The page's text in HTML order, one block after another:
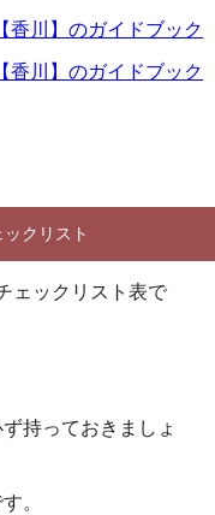
香川】のガイドブック
香川】のガイドブック
クリスト
ェックリスト表で
持っておきましょ
。